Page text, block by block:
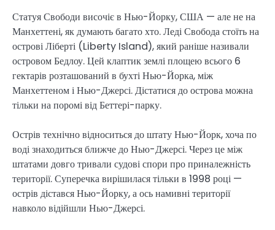
Статуя Свободи височіє в Нью-Йорку, США — але не на
Манхеттені, як думають багато хто. Леді Свобода стоїть на
острові Ліберті (Liberty Island), який раніше називали
островом Бедлоу. Цей клаптик землі площею всього 6
гектарів розташований в бухті Нью-Йорка, між
Манхеттеном і Нью-Джерсі. Дістатися до острова можна
тільки на поромі від Беттері-парку.
Острів технічно відноситься до штату Нью-Йорк, хоча по
воді знаходиться ближче до Нью-Джерсі. Через це між
штатами довго тривали судові спори про приналежність
території. Суперечка вирішилася тільки в 1998 році —
острів дістався Нью-Йорку, а ось намивні території
навколо відійшли Нью-Джерсі.